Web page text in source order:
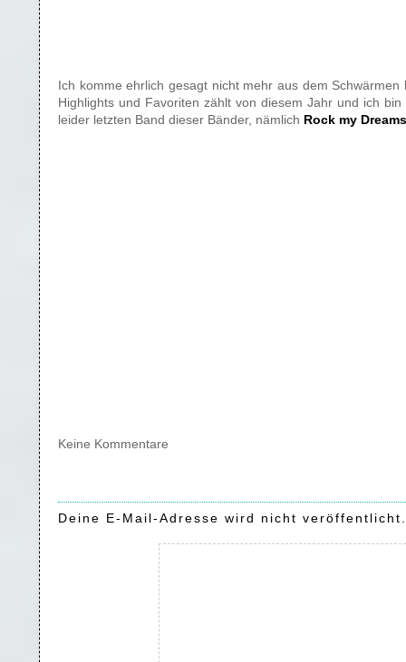
Ich komme ehrlich gesagt nicht mehr aus dem
Highlights und Favoriten zählt von diesem Jahr und ich
leider letzten Band dieser Bänder, nämlich Rock my
Keine Kommentare
Deine E-Mail-Adresse wird nicht veröffentlicht.